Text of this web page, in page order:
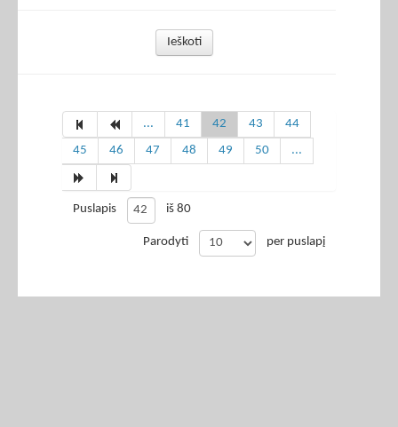
Ieškoti
... 41 42 43
44
45
46 47 48 49 50 ...
Puslapis iš 80
Parodyti per puslapį